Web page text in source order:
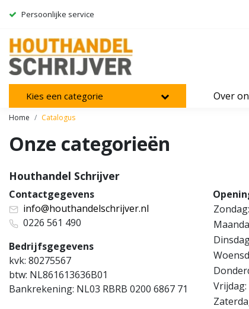
Persoonlijke service
Kies een categorie Over
Home Catalogus
Onze categorieën
Houthandel Schrijver
Contactgegevens
info@houthandelschrijver.nl
0226 561 490
Bedrijfsgegevens
kvk: 80275567
btw: NL861613636B01
Bankrekening: NL03 RBRB 0200 6867 71
Zondag:
Vrijdag: